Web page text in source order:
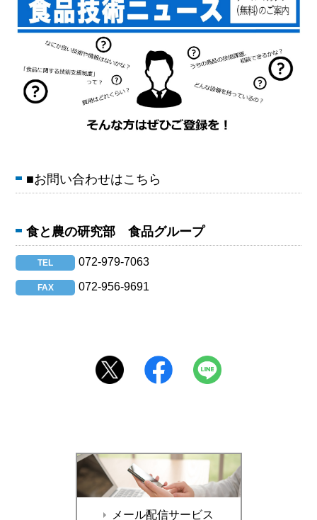
■お問い合わせはこちら
食と農の研究部 食品グループ
TEL 072-979-7063
FAX 072-956-9691
メール配信サービス